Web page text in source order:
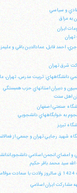
احمد قابل، عمادالدين باقي و
شهيد رجايي تهران و جمعي از